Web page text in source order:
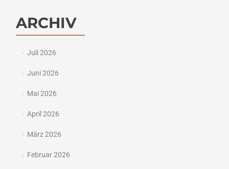
ARCHIV
Juli 2026
Juni 2026
Mai 2026
April 2026
März 2026
Februar 2026